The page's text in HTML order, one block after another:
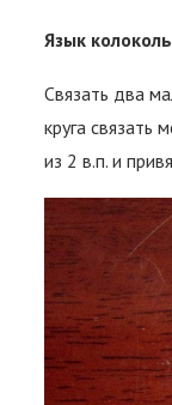
Язык
Связать два
круга связать
из 2 в.п. и